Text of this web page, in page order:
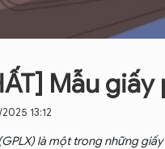
Mẫu
13:12
là một trong những